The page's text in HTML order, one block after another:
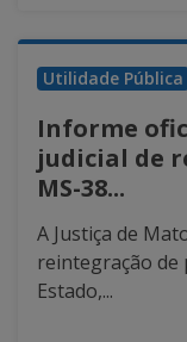
Utilidade Pública
Informe
judicial de
MS-38...
A Justiça de
reintegração de
Estado,...